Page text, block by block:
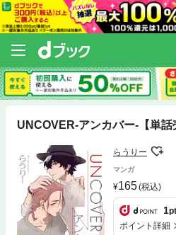
UNCOVER-アンカバー-【単話
らうりー
マンガ
165(税込)
1pt
ポイント詳細